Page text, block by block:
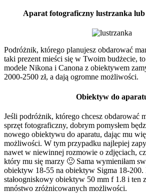
Aparat fotograficzny lustrzanka lub
Podróżnik, którego planujesz obdarować
taki prezent mieści się w Twoim budżecie,
modele Nikona i Canona z obiektywem
2000-2500 zł, a dają ogromne możliwości.
Obiektyw do
Jeśli podróżnik, którego chcesz obdarować
sprzęt fotograficzny, dobrym pomysłem
nowego obiektywu do aparatu, dając mu
możliwości. W tym przypadku najlepiej
nawet w niewinnej rozmowie o zdjęciach,
który mu się marzy 🙂 Sama wymieniłam
obiektyw 18-55 na obiektyw Sigma 18-200.
stałoogniskowy obiektyw 50 mm f 1.8 i ten
mnóstwo zróżnicowanych możliwości.